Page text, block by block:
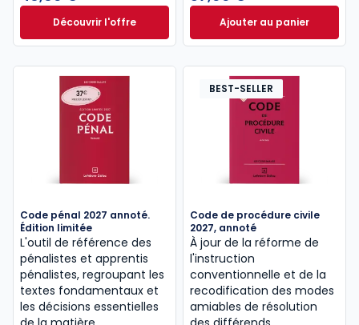
Découvrir l'offreLe guide pénal 2026. 27e éd. à partir de
Dès
Ajouter au panier
Code de
Code pénal 2027 annoté.
Édition limitée
L'outil de référence des
pénalistes et apprentis
pénalistes, regroupant les
textes fondamentaux et
les décisions essentielles
BEST-SELLER
Code de procédure civile
2027, annoté
À jour de la réforme de
l'instruction
conventionnelle et de la
recodification des modes
amiables de résolution